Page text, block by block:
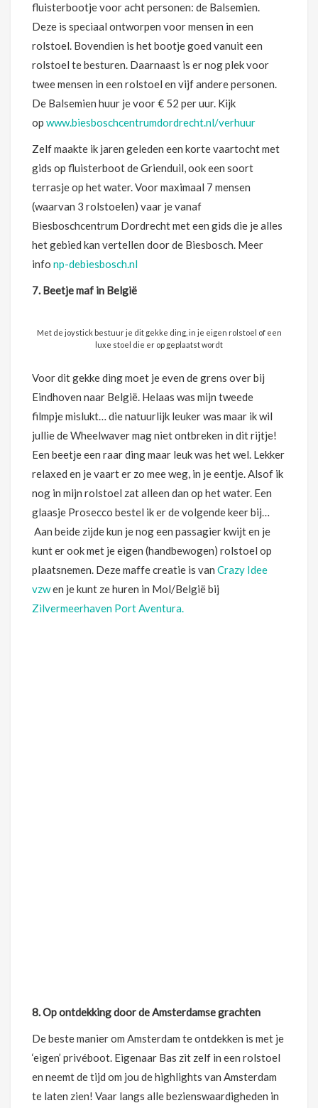
fluisterbootje voor acht personen: de Balsemien.
Deze is speciaal ontworpen voor mensen in een
rolstoel. Bovendien is het bootje goed vanuit een
rolstoel te besturen. Daarnaast is er nog plek voor
twee mensen in een rolstoel en vijf andere personen.
De Balsemien huur je voor € 52 per uur. Kijk
op www.biesboschcentrumdordrecht.nl/verhuur
Zelf maakte ik jaren geleden een korte vaartocht met
gids op fluisterboot de Grienduil, ook een soort
terrasje op het water. Voor maximaal 7 mensen
(waarvan 3 rolstoelen) vaar je vanaf
Biesboschcentrum Dordrecht met een gids die je alles
het gebied kan vertellen door de Biesbosch. Meer
info np-debiesbosch.nl
7. Beetje maf in België
Met de joystick bestuur je dit gekke ding, in je eigen rolstoel of een
luxe stoel die er op geplaatst wordt
Voor dit gekke ding moet je even de grens over bij
Eindhoven naar België. Helaas was mijn tweede
filmpje mislukt… die natuurlijk leuker was maar ik wil
jullie de Wheelwaver mag niet ontbreken in dit rijtje!
Een beetje een raar ding maar leuk was het wel. Lekker
relaxed en je vaart er zo mee weg, in je eentje. Alsof ik
nog in mijn rolstoel zat alleen dan op het water. Een
glaasje Prosecco bestel ik er de volgende keer bij…
Aan beide zijde kun je nog een passagier kwijt en je
kunt er ook met je eigen (handbewogen) rolstoel op
plaatsnemen. Deze maffe creatie is van Crazy Idee
vzwen je kunt ze huren in Mol/België bij
Zilvermeerhaven Port Aventura.
8. Op ontdekking door de Amsterdamse grachten
De beste manier om Amsterdam te ontdekken is met je
‘eigen’ privéboot. Eigenaar Bas zit zelf in een rolstoel
en neemt de tijd om jou de highlights van Amsterdam
te laten zien! Vaar langs alle bezienswaardigheden in